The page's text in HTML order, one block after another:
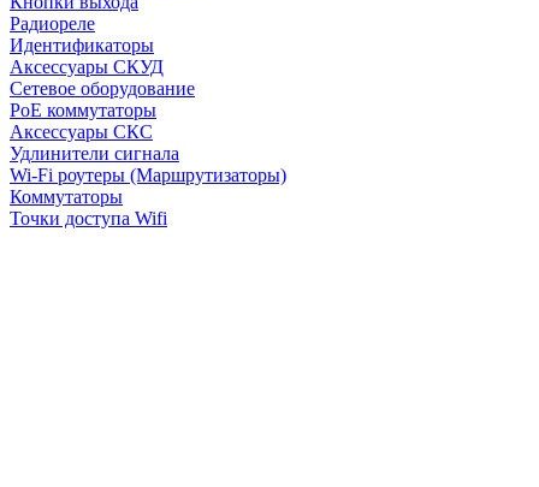
Радиореле
Идентификаторы
Аксессуары СКУД
Сетевое оборудование
PoE коммутаторы
Аксессуары СКС
Удлинители сигнала
Wi-Fi роутеры (Маршрутизаторы)
Коммутаторы
Точки доступа Wifi